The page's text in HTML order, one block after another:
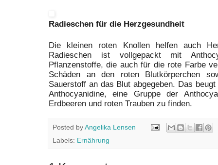
Radieschen für die Herzgesundheit
Die kleinen roten Knollen helfen auch
Radieschen ist vollgepackt mit
Pflanzenstoffe, die auch für die rote Farbe
Schäden an den roten Blutkörperchen
Sauerstoff an das Blut abgegeben. Das beugt
Anthocyanidine, eine Gruppe der
Erdbeeren und roten Trauben zu finden.
Posted byAngelika Lensen
Labels: Ernährung